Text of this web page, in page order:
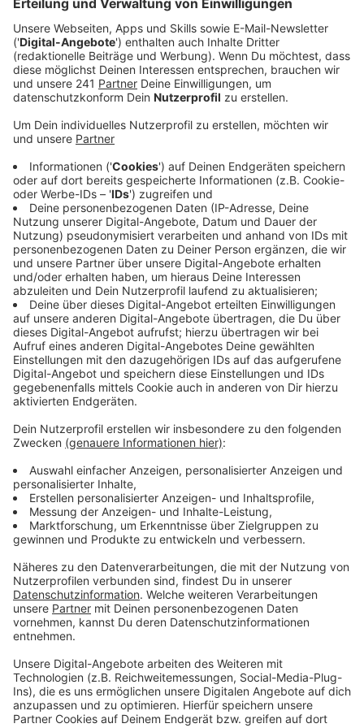
gibt.
Veröffentlicht:Montag, 04.05.2026 06:42
Anzeige
Positionen in der Stadt
Anzeige
Die Steuererhöhung ist unumgänglich, die finanzielle
Situation der Stadt Leverkusen historisch schlecht –
mit diesen Worten hatte Oberbürgermeister Stefan
Hebbel die Pläne begründet. Für die Grünen
Leverkusen geht der Schritt zu weit. Sie kritisieren,
dass Grundstückeigentümer und Mieter belangt
werden, während die Gewerbesteuer in Leverkusen
immer noch vergleichsweise niedrig bleiben soll. Die
Leverkusener FDP kritisiert außerdem, dass die
Grundsteuer rückwirkend zum Jahresanfang erhöht
werden soll und damit für Betroffene nicht planbar
erfolgt. Die Stadt hofft, dass der Stadtrat die
Steuererhöhung am 18. Mai beschließt.
Anzeige
Mehr Nachrichten aus Leverkusen
Anzeige
Neue Stahlträger für die Leverkusener Rheinbrücke
Leverkusen: Stromausfall in Küppersteg
Leverkusener Feuerwehr in den Niederlanden im